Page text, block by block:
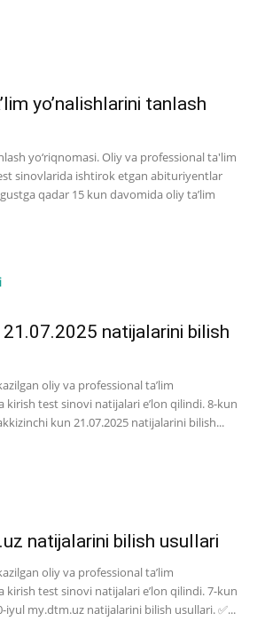
yo’nalishlarini tanlash
yo‘riqnomasi. Oliy va professional ta'lim
sinovlarida ishtirok etgan abituriyentlar
qadar 15 kun davomida oliy ta’lim
21.07.2025 natijalarini bilish
oliy va professional ta’lim
kirish test sinovi natijalari e’lon qilindi. 8-kun
kun 21.07.2025 natijalarini bilish...
natijalarini bilish usullari
oliy va professional ta’lim
kirish test sinovi natijalari e’lon qilindi. 7-kun
iyul my.dtm.uz natijalarini bilish usullari. ✅...